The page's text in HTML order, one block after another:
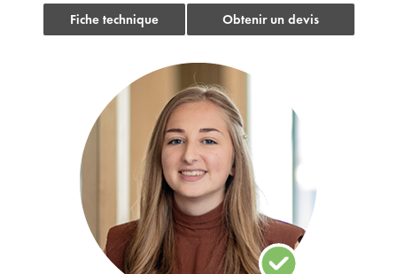
Fiche technique Obtenir un devis